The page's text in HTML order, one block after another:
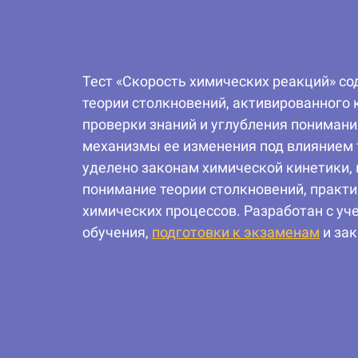
Тест «Скорость химических реакций»
теории столкновений,
проверки знаний и углубления
механизмы ее изменения под влиянием
уделено законам химической
понимание теории столкновений,
химических процессов. Разработан с
обучения, подготовки к экзаменам и